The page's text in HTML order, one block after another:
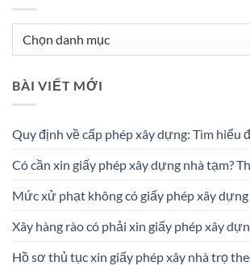
BÀI VIẾT MỚI
Quy định về cấp phép xây dựng: Tìm hiểu
Có cần xin giấy phép xây dựng nhà tạm?
Mức xử phạt không có giấy phép xây dựng
Xây hàng rào có phải xin giấy phép xây
Hồ sơ thủ tục xin giấy phép xây nhà trọ